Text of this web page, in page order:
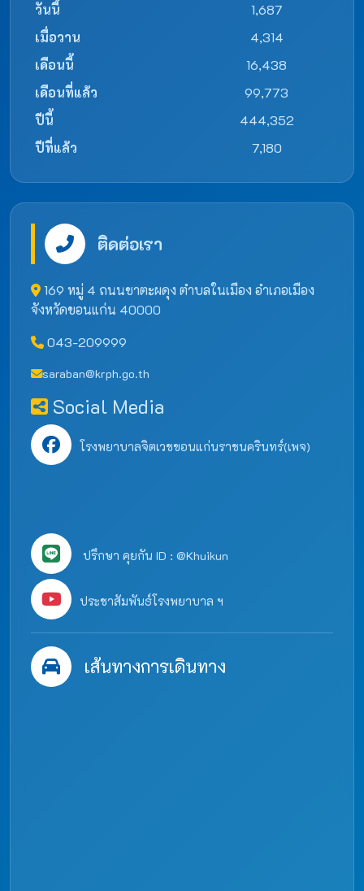
วันนี้
1,687
เมื่อวาน
4,314
เดือนนี้
16,438
เดือนที่แล้ว
99,773
ปีนี้
444,352
ปีที่แล้ว
7,180
ติดต่อเรา
169 หมู่ 4 ถนนชาตะผดุง ตำบลในเมือง อำเภอเมือง
จังหวัดขอนแก่น 40000
043-209999
saraban@krph.go.th
Social Media
โรงพยาบาลจิตเวชขอนแก่นราชนครินทร์(เพจ)
ปรึกษา คุยกัน ID : @Khuikun
ประชาสัมพันธ์โรงพยาบาล ฯ
เส้นทางการเดินทาง